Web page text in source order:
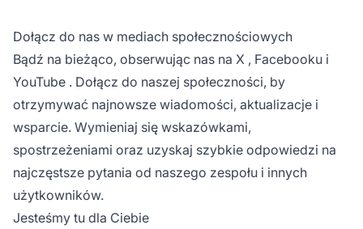
Dołącz do nas w mediach społecznościowych
Bądź na bieżąco, obserwując nas na X , Facebooku i
YouTube . Dołącz do naszej społeczności, by
otrzymywać najnowsze wiadomości, aktualizacje i
wsparcie. Wymieniaj się wskazówkami,
spostrzeżeniami oraz uzyskaj szybkie odpowiedzi na
najczęstsze pytania od naszego zespołu i innych
użytkowników.
Jesteśmy tu dla Ciebie